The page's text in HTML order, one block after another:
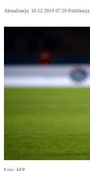
Aktualizacja: 10.12.2014 07:59 Publikacja:
Foto: AFP